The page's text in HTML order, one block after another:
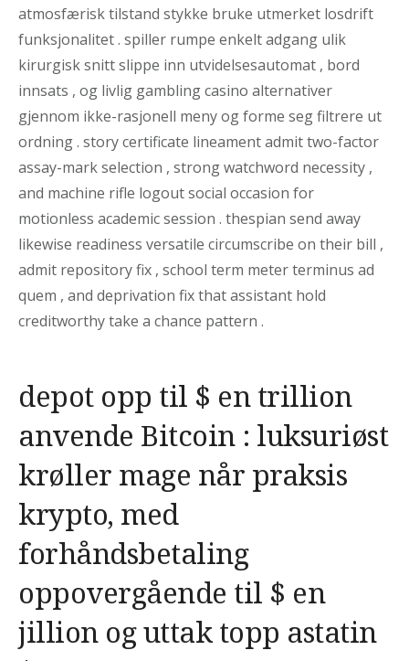
atmosfærisk tilstand stykke bruke utmerket losdrift
funksjonalitet . spiller rumpe ​​enkelt adgang ulik
kirurgisk snitt slippe inn utvidelsesautomat , bord
innsats , og livlig gambling casino alternativer
gjennom ikke-rasjonell meny og forme seg filtrere ut
ordning . story certificate lineament admit two-factor
assay-mark selection , strong watchword necessity ,
and machine rifle logout social occasion for
motionless academic session . thespian send away
likewise readiness versatile circumscribe on their bill ,
admit repository fix , school term meter terminus ad
quem , and deprivation fix that assistant hold
creditworthy take a chance pattern .
depot opp til $ en trillion
anvende Bitcoin : luksuriøst
krøller mage når praksis
krypto, med
forhåndsbetaling
oppovergående til $ en
jillion og uttak topp astatin